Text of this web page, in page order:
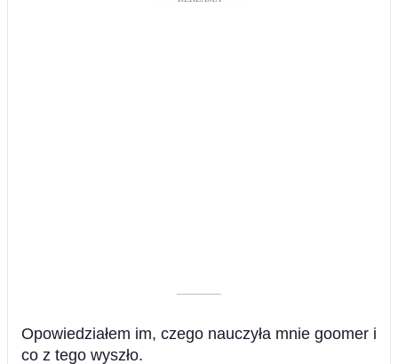
––––––––––
Opowiedziałem im, czego nauczyła mnie goomer i
co z tego wyszło.